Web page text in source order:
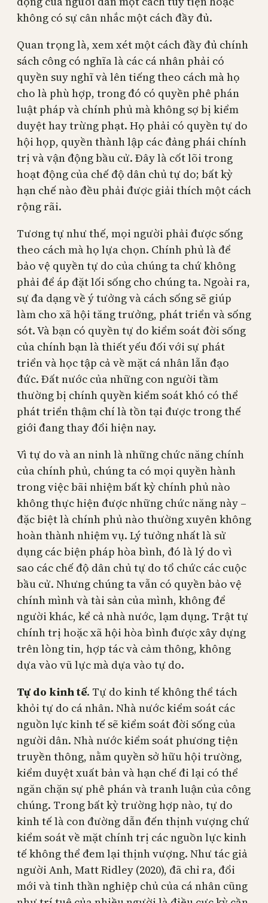
không có sự cân nhắc một cách đầy đủ.
Quan trọng là, xem xét một cách đầy đủ chính
sách công có nghĩa là các cá nhân phải có
quyền suy nghĩ và lên tiếng theo cách mà họ
cho là phù hợp, trong đó có quyền phê phán
luật pháp và chính phủ mà không sợ bị kiểm
duyệt hay trừng phạt. Họ phải có quyền tự do
hội họp, quyền thành lập các đảng phái chính
trị và vận động bầu cử. Đây là cốt lõi trong
hoạt động của chế độ dân chủ tự do; bất kỳ
hạn chế nào đều phải được giải thích một cách
rộng rãi.
Tương tự như thế, mọi người phải được sống
theo cách mà họ lựa chọn. Chính phủ là để
bảo vệ quyền tự do của chúng ta chứ không
phải để áp đặt lối sống cho chúng ta. Ngoài ra,
sự đa dạng về ý tưởng và cách sống sẽ giúp
làm cho xã hội tăng trưởng, phát triển và sống
sót. Và bạn có quyền tự do kiểm soát đời sống
của chính bạn là thiết yếu đối với sự phát
triển và học tập cả về mặt cá nhân lẫn đạo
đức. Đất nước của những con người tầm
thường bị chính quyền kiểm soát khó có thể
phát triển thậm chí là tồn tại được trong thế
giới đang thay đổi hiện nay.
Vì tự do và an ninh là những chức năng chính
của chính phủ, chúng ta có mọi quyền hành
trong việc bãi nhiệm bất kỳ chính phủ nào
không thực hiện được những chức năng này –
đặc biệt là chính phủ nào thường xuyên không
hoàn thành nhiệm vụ. Lý tưởng nhất là sử
dụng các biện pháp hòa bình, đó là lý do vì
sao các chế độ dân chủ tự do tổ chức các cuộc
bầu cử. Nhưng chúng ta vẫn có quyền bảo vệ
chính mình và tài sản của mình, không để
người khác, kể cả nhà nước, lạm dụng. Trật tự
chính trị hoặc xã hội hòa bình được xây dựng
trên lòng tin, hợp tác và cảm thông, không
dựa vào vũ lực mà dựa vào tự do.
Tự do kinh tế. Tự do kinh tế không thể tách
khỏi tự do cá nhân. Nhà nước kiểm soát các
nguồn lực kinh tế sẽ kiểm soát đời sống của
người dân. Nhà nước kiểm soát phương tiện
truyền thông, nằm quyền sở hữu hội trường,
kiểm duyệt xuất bản và hạn chế đi lại có thể
ngăn chặn sự phê phán và tranh luận của công
chúng. Trong bất kỳ trường hợp nào, tự do
kinh tế là con đường dẫn đến thịnh vượng chứ
kiểm soát về mặt chính trị các nguồn lực kinh
tế không thể đem lại thịnh vượng. Như tác giả
người Anh, Matt Ridley (2020), đã chỉ ra, đổi
mới và tinh thần nghiệp chủ của cá nhân cũng